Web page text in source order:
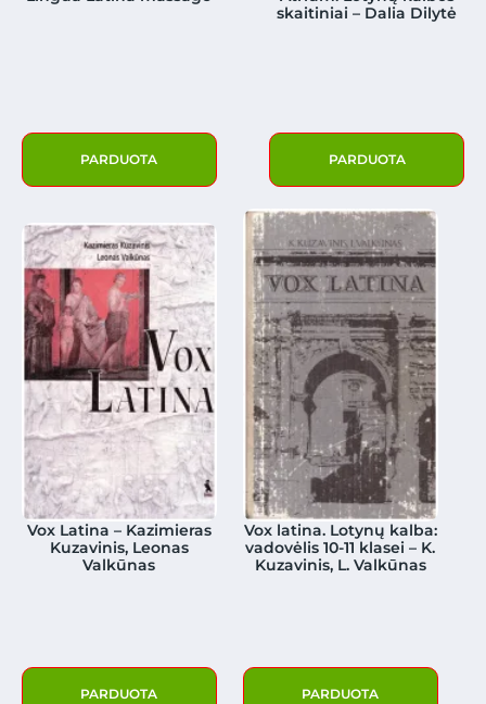
PARDUOTA
skaitiniai – Dalia Dilytė
PARDUOTA
Vox Latina – Kazimieras
Kuzavinis, Leonas
Valkūnas
PARDUOTA
Vox latina. Lotynų kalba:
vadovėlis 10-11 klasei – K.
Kuzavinis, L. Valkūnas
PARDUOTA